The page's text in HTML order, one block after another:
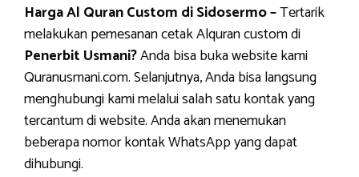
Harga Al Quran Custom di Sidosermo –Tertarik
melakukan pemesanan cetak Alquran custom di
Penerbit Usmani?Anda bisa buka website kami
Quranusmani.com. Selanjutnya, Anda bisa langsung
menghubungi kami melalui salah satu kontak yang
tercantum di website. Anda akan menemukan
beberapa nomor kontak WhatsApp yang dapat
dihubungi.